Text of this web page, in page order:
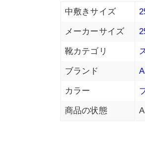
中敷きサイズ
メーカーサイズ
靴カテゴリ
ブランド
カラー
商品の状態